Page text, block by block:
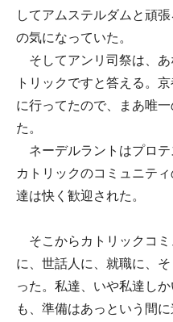
してアムステルダムと頑
の気になっていた。
そしてアンリ司祭は、あ
トリックですと答える。
に行ってたので、まあ唯
た。
ネーデルラントはプロテ
カトリックのコミュニテ
達は快く歓迎された。
そこからカトリックコミ
に、世話人に、就職に、
った。私達、いや私達し
も、準備はあっという間に